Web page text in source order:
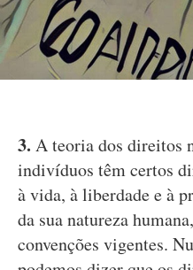
3. A teoria dos direitos
indivíduos têm certos
à vida, à liberdade e à
da sua natureza
convenções vigentes.